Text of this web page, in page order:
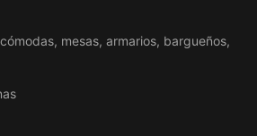
mesas, armarios, bargueños,